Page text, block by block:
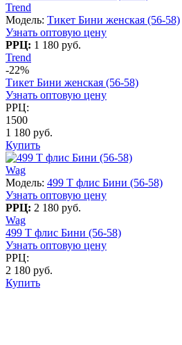
Trend
Модель: Тикет Бини женская (56-58)
Узнать оптовую цену
РРЦ: 1 180 руб.
Trend
-22%
Тикет Бини женская (56-58)
Узнать оптовую цену
РРЦ:
1500
1 180 руб.
Купить
Wag
Модель: 499 T флис Бини (56-58)
Узнать оптовую цену
РРЦ: 2 180 руб.
Wag
499 T флис Бини (56-58)
Узнать оптовую цену
РРЦ:
2 180 руб.
Купить